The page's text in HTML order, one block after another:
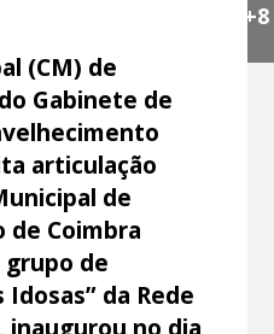
+8
(CM) de
Gabinete de
articulação
de
de Coimbra
grupo de
da Rede
inaugurou no dia